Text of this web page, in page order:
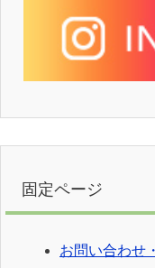
固定ページ
お問い合わせ